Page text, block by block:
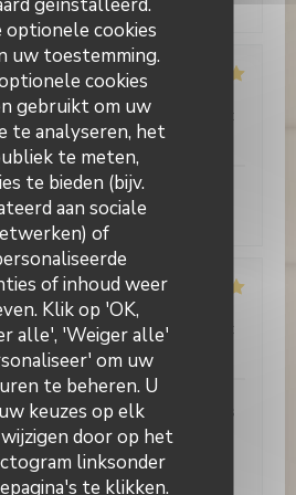
optionele cookies
uw toestemming.
cookies
gebruikt om uw
te analyseren, het
te meten,
te bieden (bijv.
aan sociale
of
of inhoud weer
Klik op 'OK,
alle', 'Weiger alle'
om uw
te beheren. U
keuzes op elk
door op het
linksonder
te klikken.
2
:5/5 Keuken: 5/5 Kwaliteit / Prijs
prices. Very friendly and
L
2
: 5 /5 Keuken:5/5 Kwaliteit / Prijs
:
Des plats traditionnels variés
très souriant et
rapport qualité-prix. Nous
transfert d'activité de la
Nice